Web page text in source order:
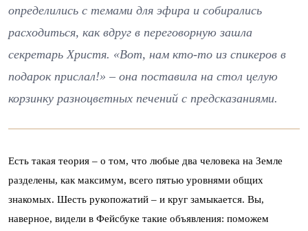
определились с темами для эфира и собирались
расходиться, как вдруг в переговорную зашла
секретарь Христя. «Вот, нам кто-то из спикеров в
подарок прислал!» – она поставила на стол целую
корзинку разноцветных печений с предсказаниями.
Есть такая теория – о том, что любые два человека на Земле
разделены, как максимум, всего пятью уровнями общих
знакомых. Шесть рукопожатий – и круг замыкается. Вы,
наверное, видели в Фейсбуке такие объявления: поможем